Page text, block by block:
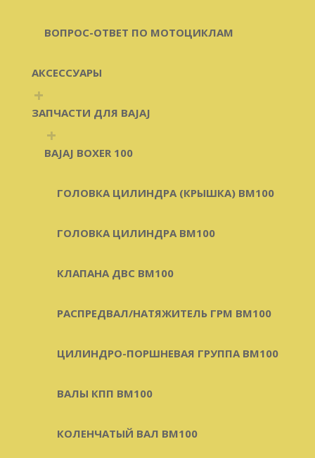
ВОПРОС-ОТВЕТ ПО МОТОЦИКЛАМ
АКСЕССУАРЫ
+
ЗАПЧАСТИ ДЛЯ BAJAJ
+
BAJAJ BOXER 100
ГОЛОВКА ЦИЛИНДРА (КРЫШКА) BM100
ГОЛОВКА ЦИЛИНДРА BM100
КЛАПАНА ДВС BM100
РАСПРЕДВАЛ/НАТЯЖИТЕЛЬ ГРМ BM100
ЦИЛИНДРО-ПОРШНЕВАЯ ГРУППА BM100
ВАЛЫ КПП BM100
КОЛЕНЧАТЫЙ ВАЛ BM100